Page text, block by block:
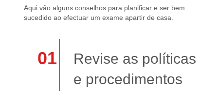
Aqui vão alguns conselhos para planificar e ser bem
sucedido ao efectuar um exame apartir de casa.
01
Revise as políticas
e procedimentos